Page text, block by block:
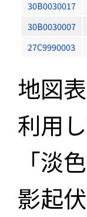
30B0030017
30B0030007
27C9990003
地図
利用
「淡
影起